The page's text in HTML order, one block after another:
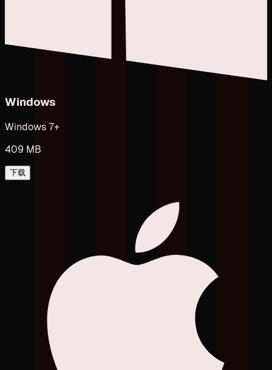
Windows
Windows 7+
409 MB
下载